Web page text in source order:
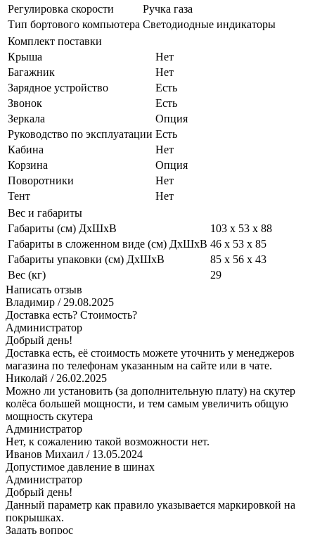
Регулировка скорости
Ручка газа
Тип бортового компьютера Светодиодные индикаторы
Комплект поставки
Крыша
Нет
Багажник
Нет
Зарядное устройство
Есть
Звонок
Есть
Зеркала
Опция
Руководство по эксплуатации Есть
Кабина
Нет
Корзина
Опция
Поворотники
Нет
Тент
Нет
Вес и габариты
Габариты (см) ДxШxВ
103 х 53 х 88
Габариты в сложенном виде (см) ДxШxВ 46 х 53 х 85
Габариты упаковки (см) ДxШxВ
85 х 56 х 43
Вес (кг)
29
Написать отзыв
Владимир / 29.08.2025
Доставка есть? Стоимость?
Администратор
Добрый день!
Доставка есть, её стоимость можете уточнить у менеджеров
магазина по телефонам указанным на сайте или в чате.
Николай / 26.02.2025
Можно ли установить (за дополнительную плату) на скутер
колёса большей мощности, и тем самым увеличить общую
мощность скутера
Администратор
Нет, к сожалению такой возможности нет.
Иванов Михаил / 13.05.2024
Допустимое давление в шинах
Администратор
Добрый день!
Данный параметр как правило указывается маркировкой на
покрышках.
Задать вопрос